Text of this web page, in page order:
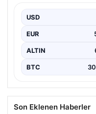
Soslu Çilekli Magnolia
USD
EUR
ALTIN
BTC
Son Eklenen Haberler